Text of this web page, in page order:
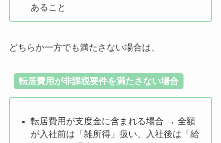
あること
どちらか一方でも満たさない場合は、
転居費用が非課税要件を満たさない場合
転居費用が支度金に含まれる場合 → 全額
が入社前は「雑所得」扱い、入社後は「給